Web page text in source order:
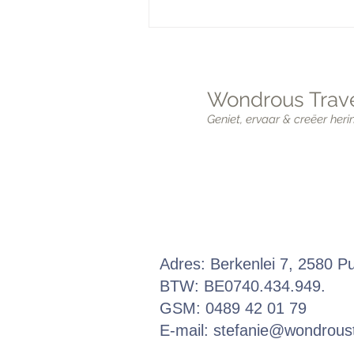
Wondrous
Geniet, ervaar & creëer
Adres: Berkenlei 7, 2580
BTW: BE0740.434.949.
GSM: 0489 42 01 79
E-mail: